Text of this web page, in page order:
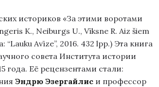
историков «За этими воротами
K., Neiburgs U., Vīksne R. Aiz šiem
Avīze”, 2016. 432 lpp.) Эта книга
совета Института истории
года. Её рецензентами стали:
Эндрю Эзергайлис и профессор